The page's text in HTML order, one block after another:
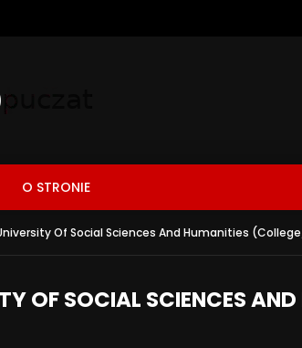
O STRONIE
Of Social Sciences And Humanities
OF SOCIAL SCIENCES